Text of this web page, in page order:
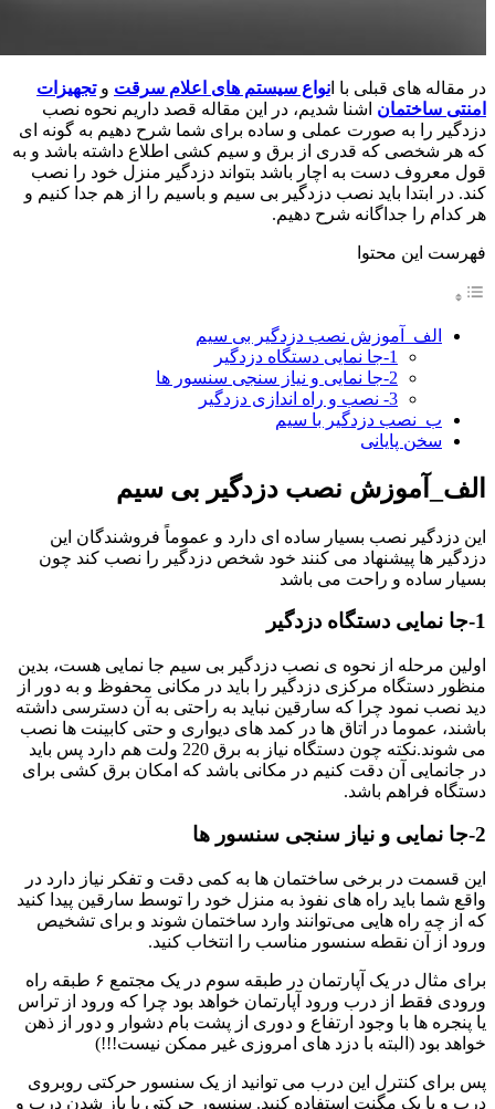
در مقاله های قبلی با ا نواع سیستم های اعلام سرقت وتجهیزات
امنتی ساختمان اشنا شدیم، در این مقاله قصد داریم نحوه نصب
دزدگیر را به صورت عملی و ساده برای شما شرح دهیم به گونه ای
که هر شخصی که قدری از برق و سیم کشی اطلاع داشته باشد و به
قول معروف دست به اچار باشد بتواند دزدگیر منزل خود را نصب
کند. در ابتدا باید نصب دزدگیر بی سیم و باسیم را از هم جدا کنیم و
هر کدام را جداگانه شرح دهیم.
فهرست این محتوا
الف_آموزش نصب دزدگیر بی سیم
1-جا نمایی دستگاه دزدگیر
2-جا نمایی و نیاز سنجی سنسور ها
3- نصب و راه اندازی دزدگیر
ب_نصب دزدگیر با سیم
سخن پایانی
الف_آموزش نصب دزدگیر بی سیم
این دزدگیر نصب بسیار ساده ای دارد و عموماً فروشندگان این
دزدگیر ها پیشنهاد می کنند خود شخص دزدگیر را نصب کند چون
بسیار ساده و راحت می باشد
1-جا نمایی دستگاه دزدگیر
اولین مرحله از نحوه ی نصب دزدگیر بی سیم جا نمایی هست، بدین
منظور دستگاه مرکزی دزدگیر را باید در مکانی محفوظ و به دور از
دید نصب نمود چرا که سارقین نباید به راحتی به آن دسترسی داشته
باشند، عموما در اتاق ها در کمد های دیواری و حتی کابینت ها نصب
می شوند.نکته چون دستگاه نیاز به برق 220 ولت هم دارد پس باید
در جانمایی آن دقت کنیم در مکانی باشد که امکان برق کشی برای
دستگاه فراهم باشد.
2-جا نمایی و نیاز سنجی سنسور ها
این قسمت در برخی ساختمان ها به کمی دقت و تفکر نیاز دارد در
واقع شما باید راه های نفوذ به منزل خود را توسط سارقین پیدا کنید
که از چه راه‌ هایی می‌توانند وارد ساختمان شوند و برای تشخیص
ورود از آن نقطه سنسور مناسب را انتخاب کنید.
برای مثال در یک آپارتمان در طبقه سوم در یک مجتمع ۶ طبقه راه
ورودی فقط از درب ورود آپارتمان خواهد بود چرا که ورود از تراس
یا پنجره ها با وجود ارتفاع و دوری از پشت‌ بام دشوار و دور از ذهن
خواهد بود (البته با دزد های امروزی غیر ممکن نیست!!!)
پس برای کنترل این درب می توانید از یک سنسور حرکتی روبروی
درب و یا یک مگنت استفاده کنید. سنسور حرکتی با باز شدن درب و